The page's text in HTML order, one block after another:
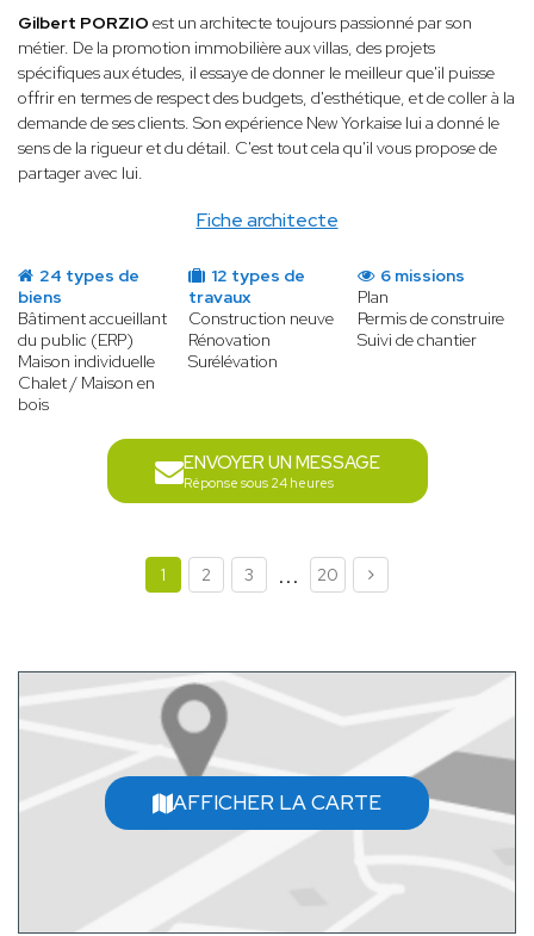
Fiche architecte
Gilbert PORZIO est un architecte toujours passionné par son
métier. De la promotion immobilière aux villas, des projets
spécifiques aux études, il essaye de donner le meilleur que'il puisse
offrir en termes de respect des budgets, d'esthétique, et de coller à la
demande de ses clients. Son expérience New Yorkaise lui a donné le
sens de la rigueur et du détail. C'est tout cela qu'il vous propose de
partager avec lui.
24 types de
biens
Bâtiment accueillant
du public (ERP)
Maison individuelle
Chalet / Maison en
bois
12 types de
travaux
Construction neuve
Rénovation
Surélévation
6 missions
Plan
Permis de construire
Suivi de chantier
ENVOYER UN MESSAGE
Réponse sous 24 heures
1 2 3 ... 20
AFFICHER LA CARTE